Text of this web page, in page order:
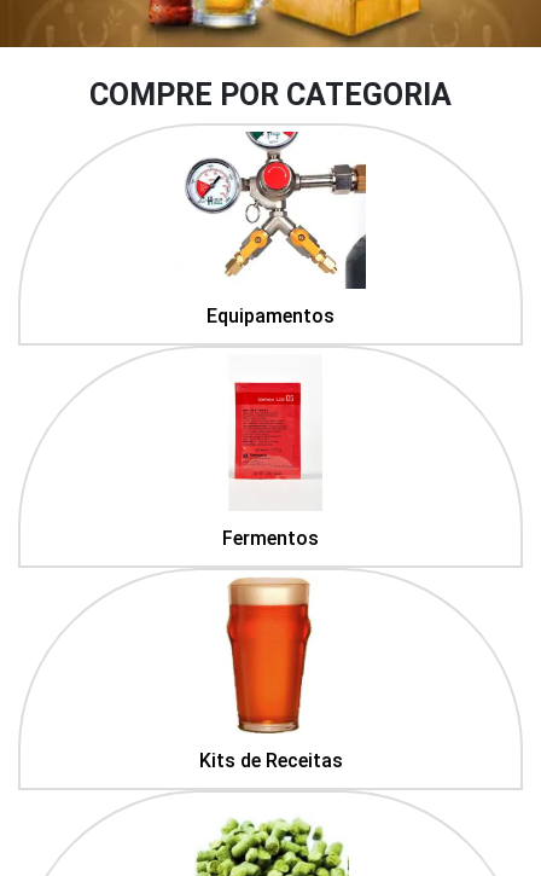
COMPRE POR CATEGORIA
Equipamentos
Fermentos
Kits de Receitas